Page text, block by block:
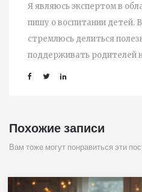
Я являюсь экспертом в
пишу о воспитании детей.
стремлюсь делиться
поддерживать родителей
Похожие записи
Вам тоже могут понравиться эти